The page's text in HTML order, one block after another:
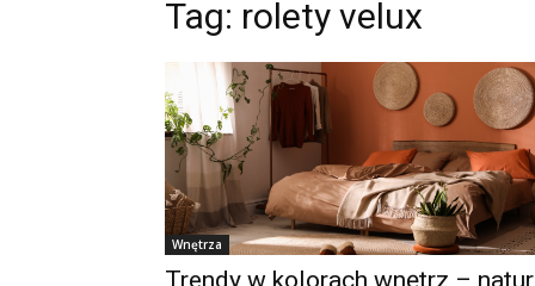
Tag: rolety velux
Wnętrza
Trendy w kolorach wnętrz –